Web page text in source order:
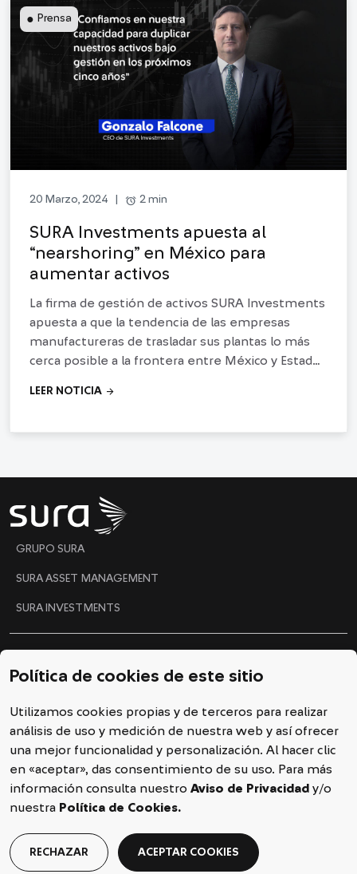
● Prensa
20 Marzo, 2024 alarm 2 min
SURA Investments apuesta al
“nearshoring” en México para
aumentar activos
La firma de gestión de activos SURA Investments
apuesta a que la tendencia de las empresas
manufactureras de trasladar sus plantas lo más
cerca posible a la frontera entre México y Estados
nearshoring,
LEER NOTICIA arrow_forward
Política de cookies de este sitio
Utilizamos cookies propias y de terceros para realizar
análisis de uso y medición de nuestra web y así ofrecer
una mejor funcionalidad y personalización. Al hacer clic
en «aceptar», das consentimiento de su uso. Para más
información consulta nuestro Aviso de Privacidad y/o
nuestra Política de Cookies.
RECHAZAR ACEPTAR COOKIES
GRUPO SURA
SURA ASSET MANAGEMENT
SURA INVESTMENTS
Línea ética
Política de cookies
Declaración de privacidad
2025 © Copyright SURA Investments